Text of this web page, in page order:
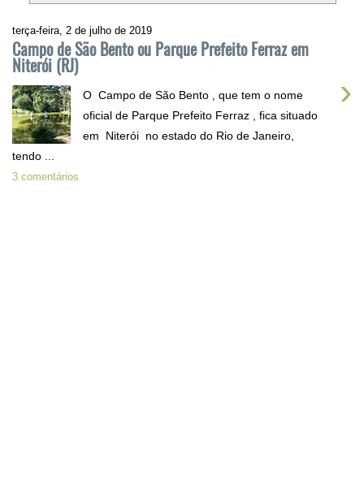
terça-feira, 2 de julho de 2019
Campo de São Bento ou Parque Prefeito Ferraz em
Niterói (RJ)
›
O Campo de São Bento , que tem o nome
oficial de Parque Prefeito Ferraz , fica situado
em Niterói no estado do Rio de Janeiro,
tendo ...
3 comentários